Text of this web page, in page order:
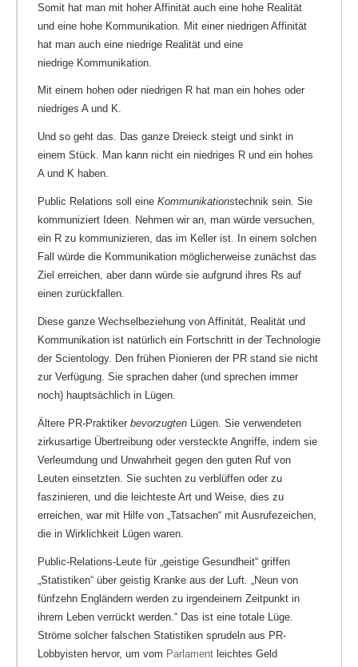
Somit hat man mit hoher Affinität auch eine hohe Realität
und eine hohe Kommunikation. Mit einer niedrigen Affinität
hat man auch eine niedrige Realität und eine
niedrige Kommunikation.
Mit einem hohen oder niedrigen R hat man ein hohes oder
niedriges A und K.
Und so geht das. Das ganze Dreieck steigt und sinkt in
einem Stück. Man kann nicht ein niedriges R und ein hohes
A und K haben.
Public Relations soll eine Kommunikationstechnik sein. Sie
kommuniziert Ideen. Nehmen wir an, man würde versuchen,
ein R zu kommunizieren, das im Keller ist. In einem solchen
Fall würde die Kommunikation möglicherweise zunächst das
Ziel erreichen, aber dann würde sie aufgrund ihres Rs auf
einen zurückfallen.
Diese ganze Wechselbeziehung von Affinität, Realität und
Kommunikation ist natürlich ein Fortschritt in der Technologie
der Scientology. Den frühen Pionieren der PR stand sie nicht
zur Verfügung. Sie sprachen daher (und sprechen immer
noch) hauptsächlich in Lügen.
Ältere PR-Praktiker bevorzugten Lügen. Sie verwendeten
zirkusartige Übertreibung oder versteckte Angriffe, indem sie
Verleumdung und Unwahrheit gegen den guten Ruf von
Leuten einsetzten. Sie suchten zu verblüffen oder zu
faszinieren, und die leichteste Art und Weise, dies zu
erreichen, war mit Hilfe von „Tatsachen“ mit Ausrufezeichen,
die in Wirklichkeit Lügen waren.
Public-Relations-Leute für „geistige Gesundheit“ griffen
„Statistiken“ über geistig Kranke aus der Luft. „Neun von
fünfzehn Engländern werden zu irgendeinem Zeitpunkt in
ihrem Leben verrückt werden.“ Das ist eine totale Lüge.
Ströme solcher falschen Statistiken sprudeln aus PR-
Lobbyisten hervor, um vom Parlament leichtes Geld